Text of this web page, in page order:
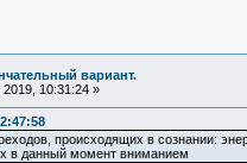
вариант.
10:31:24 »
происходящих в сознании:
в данный момент вниманием